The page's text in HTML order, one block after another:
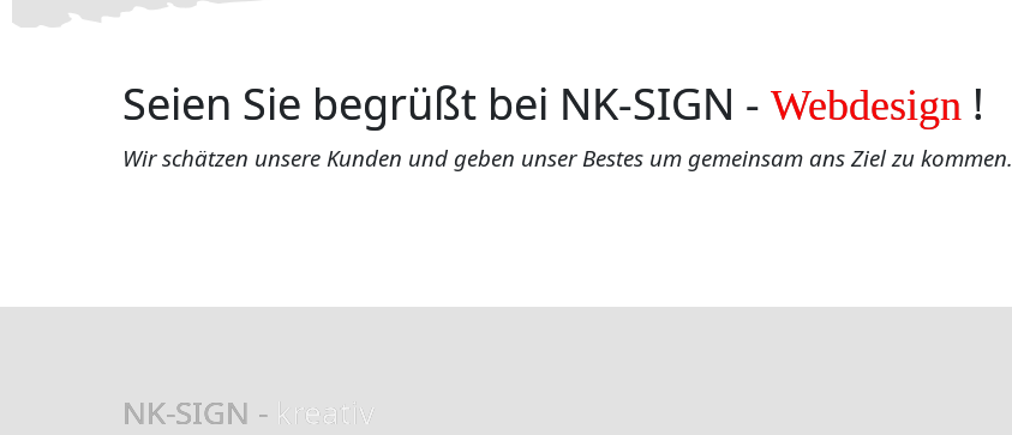
Seien Sie begrüßt bei NK-SIGN - Webdesign !
Wir schätzen unsere Kunden und geben unser Bestes um gemeinsam ans Ziel zu kommen.
NK-SIGN - kreativ